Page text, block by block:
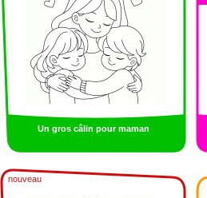
Un gros câlin pour maman
nouveau